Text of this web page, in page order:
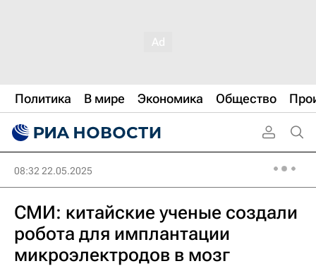
Политика В мире Экономика Общество
08:32 22.05.2025
СМИ: китайские ученые создали
робота для имплантации
микроэлектродов в мозг